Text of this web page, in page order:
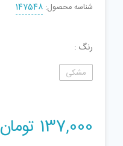
شناسه محصول: 147548
رنگ
مشکی
137,000 تومان